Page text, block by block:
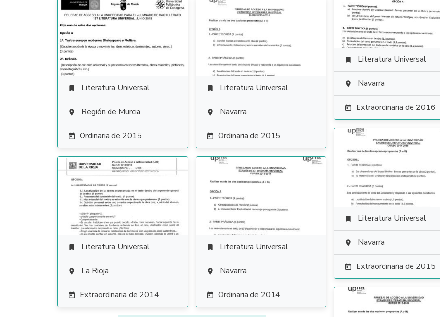
 Literatura Universal
 Navarra
 Extraordinaria de 2016
 Literatura Universal
 Región de Murcia
 Ordinaria de 2015
 Literatura Universal
 Navarra
 Ordinaria de 2015
 Literatura Universal
 Navarra
 Extraordinaria de 2015
 Literatura Universal
 La Rioja
 Extraordinaria de 2014
 Literatura Universal
 Navarra
 Ordinaria de 2014